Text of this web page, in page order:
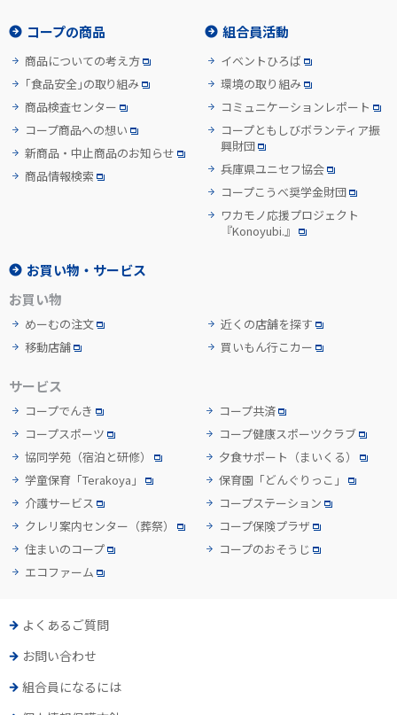
コープの商品
商品についての考え方
「食品安全」の取り組み
商品検査センター
コープ商品への想い
新商品・中止商品のお知らせ
商品情報検索
組合員活動
イベントひろば
環境の取り組み
コミュニケーションレポート
コープともしびボランティア振
興財団
兵庫県ユニセフ協会
コープこうべ奨学金財団
ワカモノ応援プロジェクト
『Konoyubi.』
お買い物・サービス
お買い物
めーむの注文
移動店舗
近くの店舗を探す
買いもん行こカー
サービス
コープでんき
コープ共済
コープスポーツ
コープ健康スポーツクラブ
協同学苑 （宿泊と研修） 夕食サポート （まいくる）
学童保育「Terakoya」
保育園「どんぐりっこ」
介護サービス
コープステーション
クレリ案内センター （葬祭）
コープ保険プラザ
住まいのコープ
コープのおそうじ
エコファーム
よくあるご質問
お問い合わせ
組合員になるには